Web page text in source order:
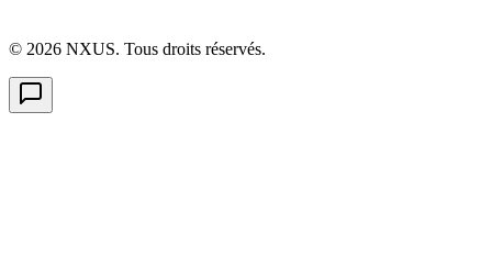
© 2026 NXUS. Tous droits réservés.